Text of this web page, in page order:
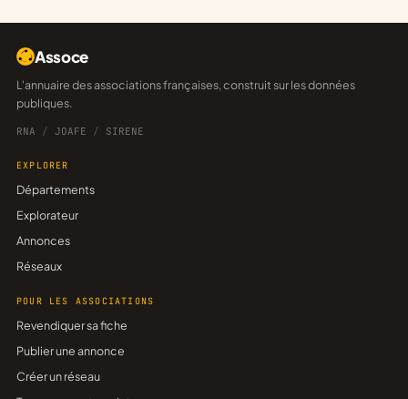
Assoce
L'annuaire des associations françaises, construit sur les données
publiques.
RNA / JOAFE / SIRENE
EXPLORER
Départements
Explorateur
Annonces
Réseaux
POUR LES ASSOCIATIONS
Revendiquer sa fiche
Publier une annonce
Créer un réseau